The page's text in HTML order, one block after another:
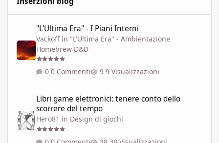
"L'Ultima Era" - I Piani Interni
Vackoff in "L'Ultima Era" - Ambientazione
Homebrew D&D
0 Commenti 9 Visualizzazioni
Libri game elettronici: tenere conto dello
scorrere del tempo
Hero81 in Design di giochi